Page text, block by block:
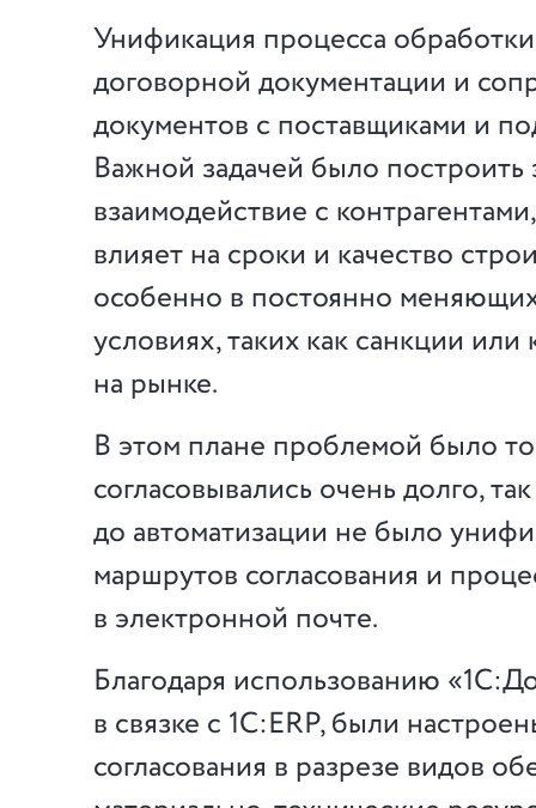
Унификация процесса
договорной документации и
документов с поставщиками и
Важной задачей было
взаимодействие с
влияет на сроки и качество
особенно в постоянно
условиях, таких как санкции
на рынке.
В этом плане проблемой было
согласовывались очень долго,
до автоматизации не было
маршрутов согласования и
в электронной почте.
Благодаря использованию
в связке с 1С:ERP, были
согласования в разрезе видов